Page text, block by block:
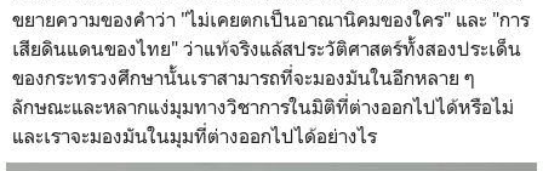
ขยายความของคำว่า "ไม่เคยตกเป็นอาณานิคมของใคร" และ "การ
เสียดินแดนของไทย" ว่าแท้จริงแล้สประวัติศาสตร์ทั้งสองประเด็น
ของกระทรวงศึกษานั้นเราสามารถที่จะมองมันในอีกหลาย ๆ
ลักษณะและหลากแง่มุมทางวิชาการในมิติที่ต่างออกไปได้หรือไม่
และเราจะมองมันในมุมที่ต่างออกไปได้อย่างไร